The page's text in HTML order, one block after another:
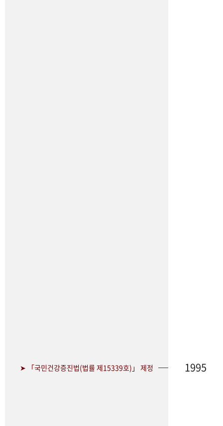
➤ 「국민건강증진법(법률 제15339호)」 제정 1995